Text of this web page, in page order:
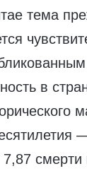
тема
в